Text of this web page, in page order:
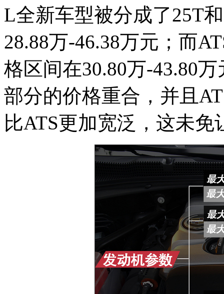
L全新车型被分成了25T
28.88万-46.38万元；而
格区间在30.80万-43.80
部分的价格重合，并且
比ATS更加宽泛，这未